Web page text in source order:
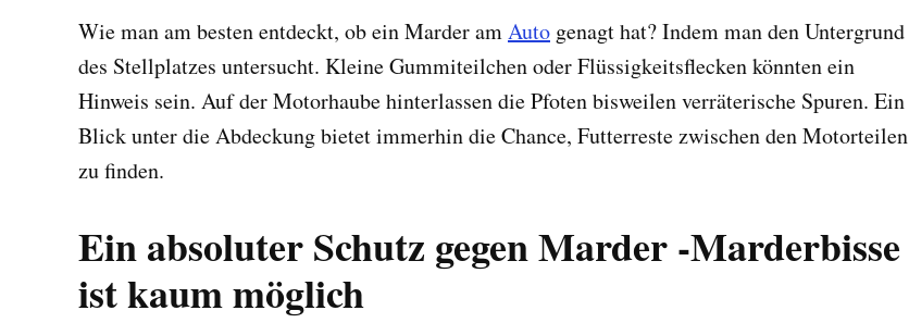
Wie man am besten entdeckt, ob ein Marder amAuto genagt hat? Indem man den Untergrund
des Stellplatzes untersucht. Kleine Gummiteilchen oder Flüssigkeitsflecken könnten ein
Hinweis sein. Auf der Motorhaube hinterlassen die Pfoten bisweilen verräterische Spuren. Ein
Blick unter die Abdeckung bietet immerhin die Chance, Futterreste zwischen den Motorteilen
zu finden.
Ein absoluter Schutz gegen Marder -Marderbisse
ist kaum möglich